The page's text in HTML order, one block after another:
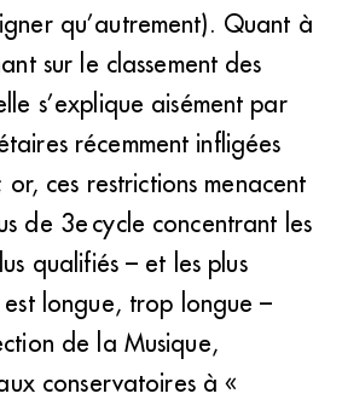
qu’autrement). Quant à
sur le classement des
s’explique aisément par
récemment infligées
ces restrictions menacent
de 3e cycle concentrant les
qualifiés – et les plus
longue, trop longue –
de la Musique,
conservatoires à «